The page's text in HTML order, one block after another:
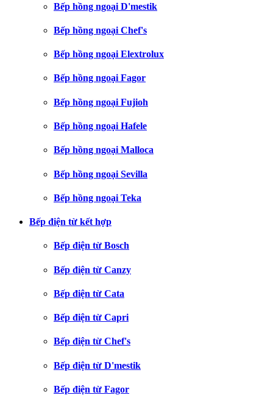
Bếp hồng ngoại D'mestik
Bếp hồng ngoại Chef's
Bếp hồng ngoại Elextrolux
Bếp hồng ngoại Fagor
Bếp hồng ngoại Fujioh
Bếp hồng ngoại Hafele
Bếp hồng ngoại Malloca
Bếp hồng ngoại Sevilla
Bếp hồng ngoại Teka
Bếp điện từ kết hợp
Bếp điện từ Bosch
Bếp điện từ Canzy
Bếp điện từ Cata
Bếp điện từ Capri
Bếp điện từ Chef's
Bếp điện từ D'mestik
Bếp điện từ Fagor